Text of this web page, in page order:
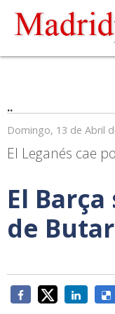
..
Domingo, 13 de Abril
El Leganés cae
El
de